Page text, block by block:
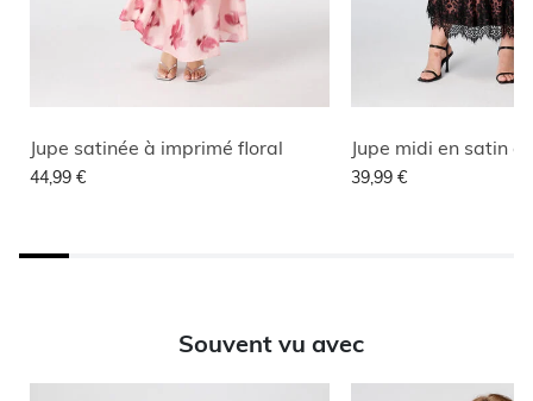
Jupe satinée à imprimé floral
44,99 € 39,99 €
Souvent vu avec